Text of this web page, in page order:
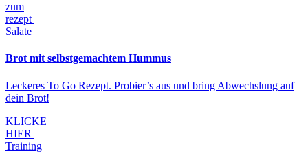
zum
rezept
Salate
Brot mit selbstgemachtem Hummus
Leckeres To Go Rezept. Probier’s aus und bring Abwechslung auf
dein Brot!
KLICKE
HIER
Training